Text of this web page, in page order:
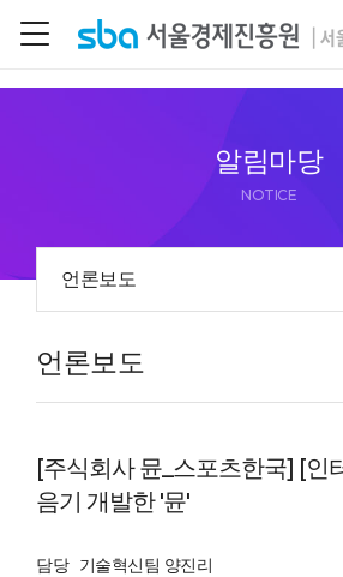
알림마당
NOTICE
언론보도
언론보도
[주식회사 뮨_스포츠한국] [인
음기 개발한 '뮨'
담당 기술혁신팀 양진리